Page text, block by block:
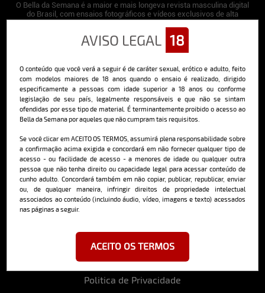
AVISO LEGAL 18
O conteúdo que você verá a seguir é de caráter sexual, erótico e adulto, feito
com modelos maiores de 18 anos quando o ensaio é realizado, dirigido
especificamente a pessoas com idade superior a 18 anos ou conforme
legislação de seu país, legalmente responsáveis e que não se sintam
ofendidas por esse tipo de material. É terminantemente proibido o acesso ao
Bella da Semana por aqueles que não cumpram tais requisitos.
Se você clicar em ACEITO OS TERMOS, assumirá plena responsabilidade sobre
a confirmação acima exigida e concordará em não fornecer qualquer tipo de
acesso - ou facilidade de acesso - a menores de idade ou qualquer outra
pessoa que não tenha direito ou capacidade legal para acessar conteúdo de
cunho adulto. Concordará também em não copiar, publicar, republicar, enviar
ou, de qualquer maneira, infringir direitos de propriedade intelectual
associados ao conteúdo (incluindo áudio, vídeo, imagens e texto) acessados
nas páginas a seguir.
ACEITO OS TERMOS
O Bella da Semana é a maior e mais longeva revista masculina digital
do Brasil, com ensaios fotográficos e vídeos exclusivos de alta
qualidade, além de conteúdo editorial sobre saúde, esportes, moda,
comportamento, relacionamentos, tecnologia e erotismo.
Saiba mais
Politica de Privacidade
Cadastre-se e receba a mais
deliciosa newsletter da internet
Ao se cadastrar, você concorda em receber emails da Bella da Semana
e aceita nossos termos de uso da web e política de privacidade e
cookies.